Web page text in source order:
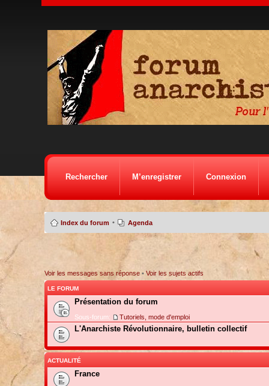
Rechercher M’enregistrer Connexion
Index du forum • Agenda
Voir les messages sans réponse• Voir les sujets actifs
LE FORUM
Présentation du forum
Sous-forum: Tutoriels, mode d'emploi
L'Anarchiste Révolutionnaire, bulletin collectif
ACTUALITÉ
France